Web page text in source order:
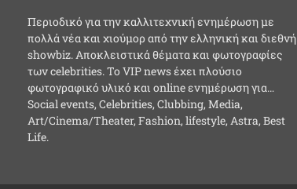
Περιοδικό για την καλλιτεχνική ενημέρωση με
πολλά νέα και χιούμορ από την ελληνική και διεθνή
showbiz. Αποκλειστικά θέματα και φωτογραφίες
των celebrities. Το VIP news έχει πλούσιο
φωτογραφικό υλικό και online ενημέρωση για…
Social events, Celebrities, Clubbing, Media,
Art/Cinema/Theater, Fashion, lifestyle, Astra, Best
Life.